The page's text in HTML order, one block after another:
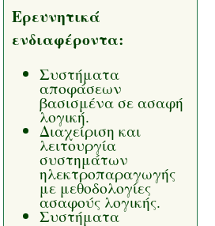
Ερευνητικά
ενδιαφέροντα:
Συστήματα
αποφάσεων
βασισμένα σε ασαφή
λογική.
Διαχείριση και
λειτουργία
συστημάτων
ηλεκτροπαραγωγής
με μεθοδολογίες
ασαφούς λογικής.
Συστήματα